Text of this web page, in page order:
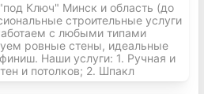
Ключ" Минск и область (до
строительные услуги
с любыми типами
ровные стены, идеальные
Наши услуги: 1. Ручная и
и потолков; 2. Шпакл